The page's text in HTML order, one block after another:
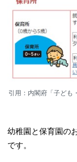
引用：内閣府「子ども
幼稚園と保育園の
です。